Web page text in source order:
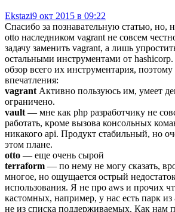
Ekstazi9 окт 2015 в 09:22
Спасибо за познавательную статью, но,
otto наследником vagrant не совсем
задачу заменить vagrant, а лишь
остальными инструментами от
обзор всего их инструментария,
впечатления:
vagrant Активно пользуюсь им, умеет
ограничено.
vault — мне как php разработчику не
работать, кроме вызова консольных
никакого api. Продукт стабильный, но
этом плане.
otto — еще очень сырой
terraform — по нему не могу сказать,
многое, но ощущается острый
использования. Я не про aws и прочих
кастомных, например, у нас есть парк из
не из списка поддерживаемых. Как нам